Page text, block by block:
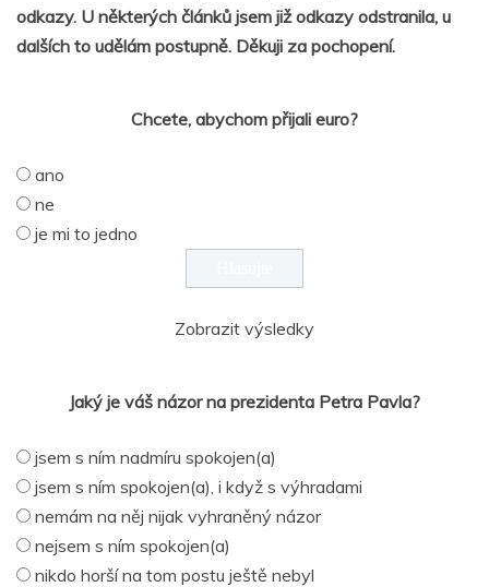
odkazy. U některých článků jsem již odkazy odstranila, u
dalších to udělám postupně. Děkuji za pochopení.
Chcete, abychom přijali euro?
ano
ne
je mi to jedno
Zobrazit výsledky
Jaký je váš názor na prezidenta Petra Pavla?
jsem s ním nadmíru spokojen(a)
jsem s ním spokojen(a), i když s výhradami
nemám na něj nijak vyhraněný názor
nejsem s ním spokojen(a)
nikdo horší na tom postu ještě nebyl